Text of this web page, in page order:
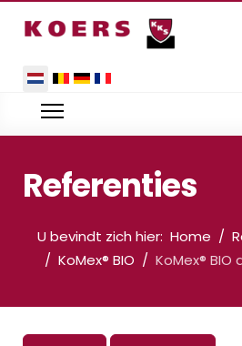
Selecteer de taal
Referenties
U bevindt zich hier: Home
KoMex® BIO
KoMex®